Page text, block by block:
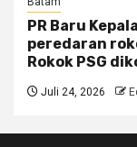
PR Baru
peredaran
Rokok PSG
Juli 24, 2026